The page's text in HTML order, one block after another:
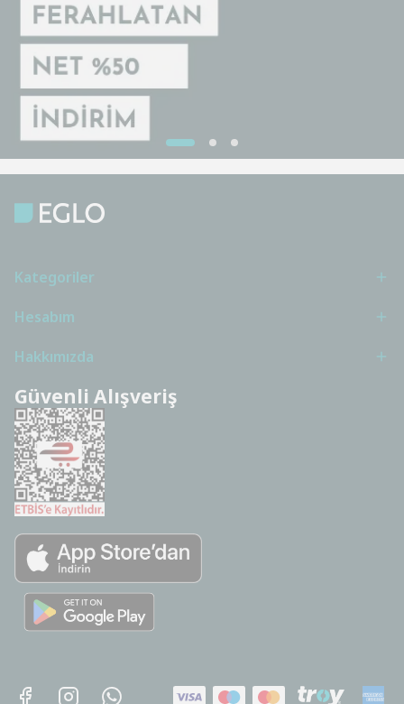
Kategoriler
Hesabım
Hakkımızda
Güvenli Alışveriş